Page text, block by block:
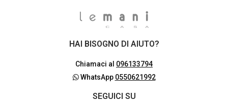
HAI BISOGNO DI AIUTO?
Chiamaci al 096133794
WhatsApp 0550621992
SEGUICI SU